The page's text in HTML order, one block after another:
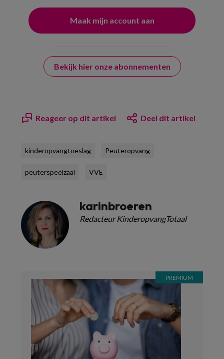
Bekijk hier onze abonnementen
Reageer op dit artikel Deel dit artikel
kinderopvangtoeslag Peuteropvang
peuterspeelzaal VVE
karinbroeren
Redacteur KinderopvangTotaal